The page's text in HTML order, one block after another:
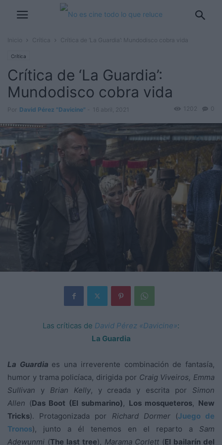
Inicio Crítica Crítica de ‘La Guardia’: Mundodisco cobra vida
Crítica
Crítica de ‘La Guardia’:
Mundodisco cobra vida
Por David Pérez "Davicine" 16 abril, 2021 0
1202
Las críticas de David Pérez «Davicine»:
La Guardia
La Guardia es una irreverente combinación de fantasía,
humor y trama policíaca, dirigida por Craig Viveiros, Emma
Sullivan y Brian Kelly, y creada y escrita por Simon
Allen (Das Boot (El submarino), Los mosqueteros, New
Tricks). Protagonizada por Richard Dormer(Juego de
Tronos), junto a él tenemos en el reparto a Sam
Adewunmi (The last tree), Marama Corlett (El bailarín del